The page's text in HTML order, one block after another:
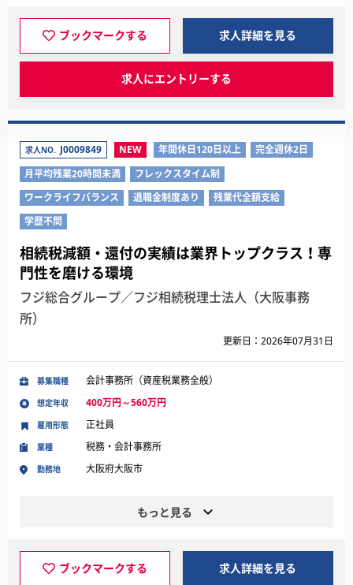
ブックマークする 求人詳細を見る
求人にエントリーする
求人NO. J0009849 NEW 年間休日120日以上
完全週休2日
月平均残業20時間未満
フレックスタイム制
ワークライフバランス
退職金制度あり
残業代全額支給
学歴不問
相続税減額・還付の実績は業界トップクラス！専
門性を磨ける環境
フジ総合グループ／フジ相続税理士法人（大阪事務
所）
更新日：2026年07月31日
募集職種 会計事務所（資産税業務全般）
想定年収 400万円～560万円
業種 税務・会計事務所
勤務地 大阪府大阪市
雇用形態 正社員
もっと見る
ブックマークする 求人詳細を見る